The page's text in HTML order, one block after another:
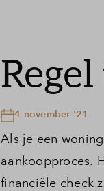
4 november '21
Als je een
aankoopproces.
financiële check